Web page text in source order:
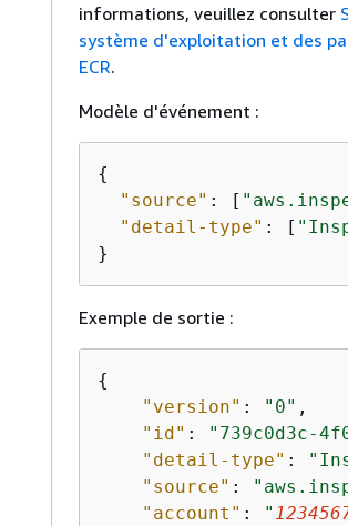
informations, veuillez consulter
système d'exploitation et des
ECR.
Modèle d'événement :
{
"source" : [
"detail-type" : [
}
Exemple de sortie :
{
"version" : "0" ,
"id" : "739c0d3c-
"detail-type" :
"source" :
"account" : "